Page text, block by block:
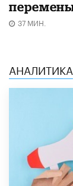
37 МИН.
АНАЛИТИКА